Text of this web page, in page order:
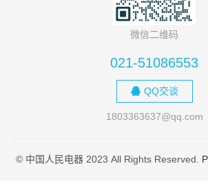
微信二维码
021-51086553
QQ交谈
1803363637@qq.com
© 中国人民电器 2023 All Rights Reserved.